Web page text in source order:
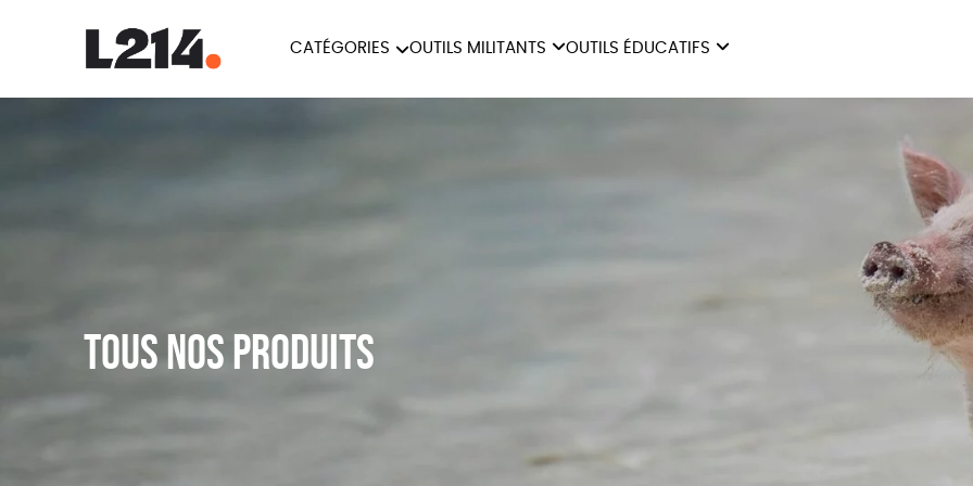
CATÉGORIES OUTILS MILITANTS OUTILS ÉDUCATIFS
Tous nos produits